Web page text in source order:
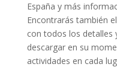
España y más
Encontrarás también
con todos los detalles
descargar en su
actividades en cada